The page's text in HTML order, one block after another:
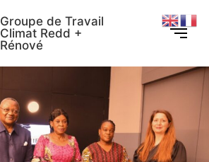
Groupe de Travail
Climat Redd +
Rénové